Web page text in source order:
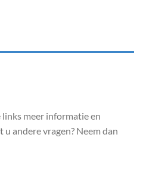
meer informatie en
andere vragen? Neem dan